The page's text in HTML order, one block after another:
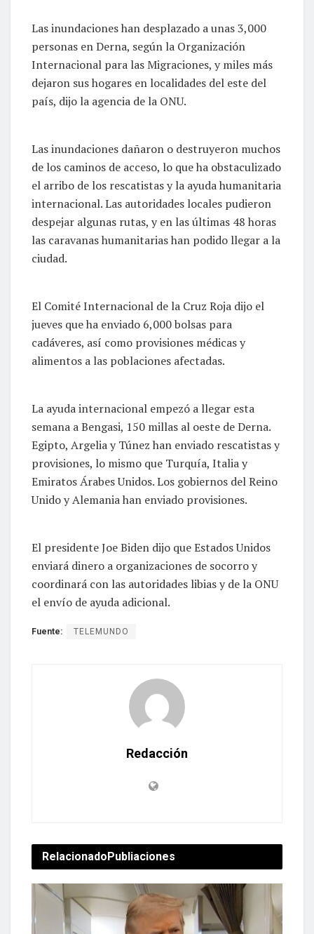
Las inundaciones han desplazado a unas 3,000
personas en Derna, según la Organización
Internacional para las Migraciones, y miles más
dejaron sus hogares en localidades del este del
país, dijo la agencia de la ONU.
Las inundaciones dañaron o destruyeron muchos
de los caminos de acceso, lo que ha obstaculizado
el arribo de los rescatistas y la ayuda humanitaria
internacional. Las autoridades locales pudieron
despejar algunas rutas, y en las últimas 48 horas
las caravanas humanitarias han podido llegar a la
ciudad.
El Comité Internacional de la Cruz Roja dijo el
jueves que ha enviado 6,000 bolsas para
cadáveres, así como provisiones médicas y
alimentos a las poblaciones afectadas.
La ayuda internacional empezó a llegar esta
semana a Bengasi, 150 millas al oeste de Derna.
Egipto, Argelia y Túnez han enviado rescatistas y
provisiones, lo mismo que Turquía, Italia y
Emiratos Árabes Unidos. Los gobiernos del Reino
Unido y Alemania han enviado provisiones.
El presidente Joe Biden dijo que Estados Unidos
enviará dinero a organizaciones de socorro y
coordinará con las autoridades libias y de la ONU
el envío de ayuda adicional.
Fuente: TELEMUNDO
Redacción
RelacionadoPubliaciones